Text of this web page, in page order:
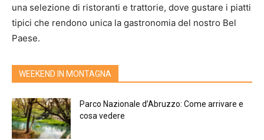
una selezione di ristoranti e trattorie, dove gustare i piatti
tipici che rendono unica la gastronomia del nostro Bel
Paese.
WEEKEND IN MONTAGNA
Parco Nazionale d’Abruzzo: Come arrivare e
cosa vedere